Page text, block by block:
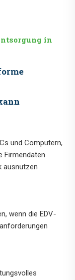
in
und Computern,
Firmendaten
ausnutzen
wenn die EDV-